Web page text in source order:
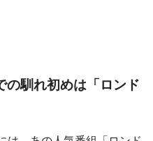
の馴れ初めは「ロンド